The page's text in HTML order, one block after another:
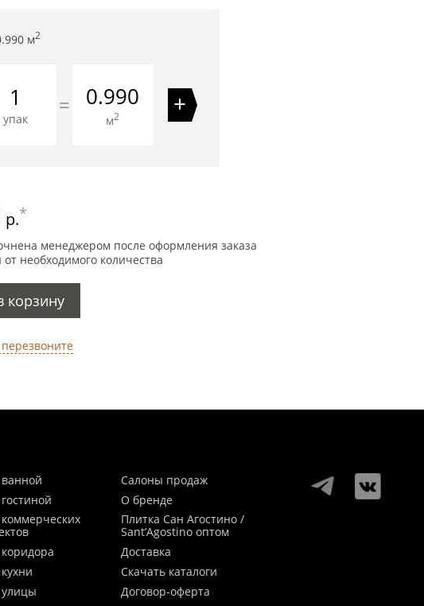
м2
упак
= 0.990
м2 +
р.*
менеджером после оформления заказа
необходимого количества
корзину
Салоны продаж
О бренде
Плитка Сан Агостино /
Sant’Agostino оптом
Доставка
Скачать каталоги
Договор-оферта